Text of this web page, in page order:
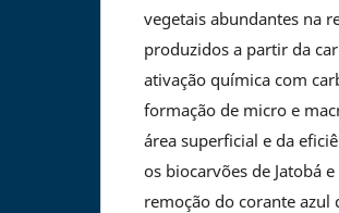
vegetais abundantes na
produzidos a partir da
ativação química com
formação de micro e
área superficial e da
os biocarvões de Jatobá
remoção do corante azul